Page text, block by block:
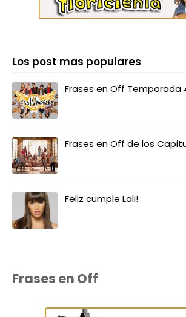
Los post mas populares
Frases en Off Temporada
Frases en Off de los
Feliz cumple Lali!
Frases en Off